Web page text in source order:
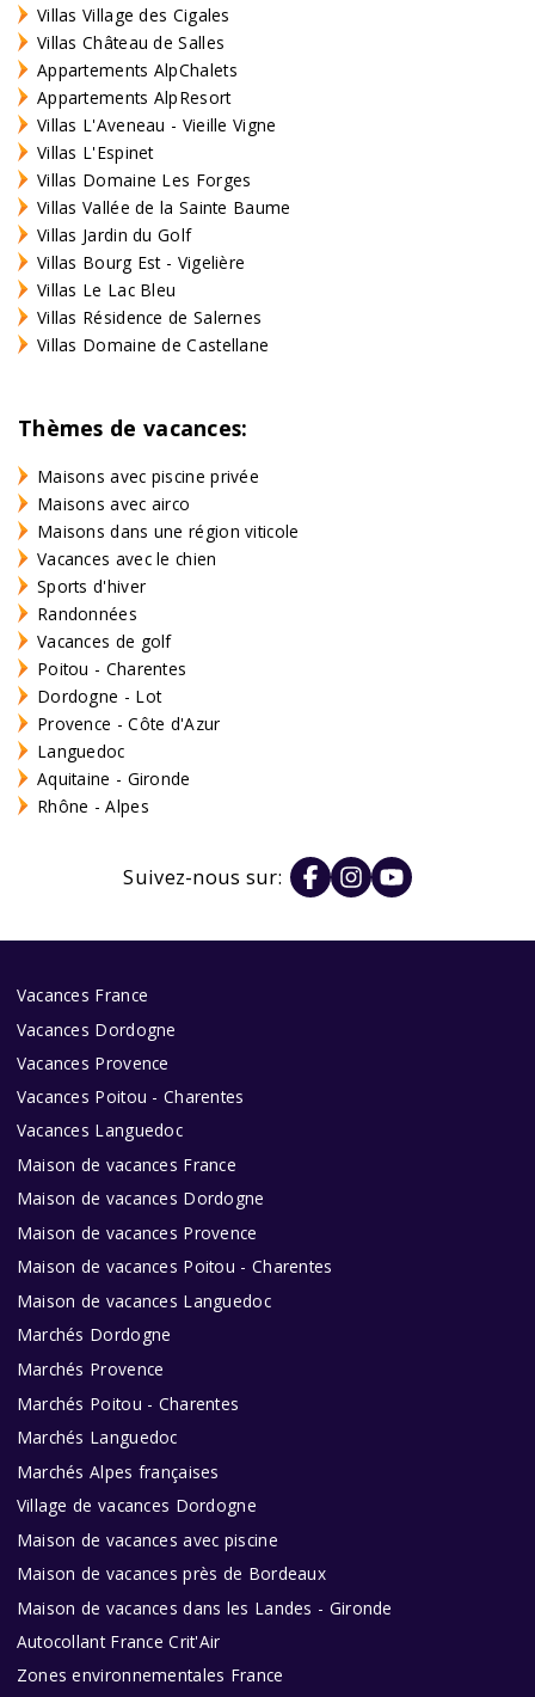
Villas Village des Cigales
Villas Château de Salles
Appartements AlpChalets
Appartements AlpResort
Villas L'Aveneau - Vieille Vigne
Villas L'Espinet
Villas Domaine Les Forges
Villas Vallée de la Sainte Baume
Villas Jardin du Golf
Villas Bourg Est - Vigelière
Villas Le Lac Bleu
Villas Résidence de Salernes
Villas Domaine de Castellane
Thèmes de vacances:
Maisons avec piscine privée
Maisons avec airco
Maisons dans une région viticole
Vacances avec le chien
Sports d'hiver
Randonnées
Vacances de golf
Poitou - Charentes
Dordogne - Lot
Provence - Côte d'Azur
Languedoc
Aquitaine - Gironde
Rhône - Alpes
Suivez-nous sur:
Vacances France
Vacances Dordogne
Vacances Provence
Vacances Poitou - Charentes
Vacances Languedoc
Maison de vacances France
Maison de vacances Dordogne
Maison de vacances Provence
Maison de vacances Poitou - Charentes
Maison de vacances Languedoc
Marchés Dordogne
Marchés Provence
Marchés Poitou - Charentes
Marchés Languedoc
Marchés Alpes françaises
Village de vacances Dordogne
Maison de vacances avec piscine
Maison de vacances près de Bordeaux
Maison de vacances dans les Landes - Gironde
Autocollant France Crit'Air
Zones environnementales France